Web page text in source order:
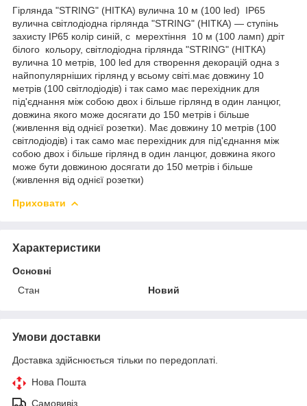
Гірлянда "STRING" (НІТКА) вулична 10 м (100 led) IP65
вулична світлодіодна гірлянда "STRING" (НІТКА) — ступінь
захисту IP65 колір синій, с мерехтіння 10 м (100 ламп) дріт
білого кольору, світлодіодна гірлянда "STRING" (НІТКА)
вулична 10 метрів, 100 led для створення декорацій одна з
найпопулярніших гірлянд у всьому світі.має довжину 10
метрів (100 світлодіодів) і так само має перехідник для
під'єднання між собою двох і більше гірлянд в один ланцюг,
довжина якого може досягати до 150 метрів і більше
(живлення від однієї розетки). Має довжину 10 метрів (100
світлодіодів) і так само має перехідник для під'єднання між
собою двох і більше гірлянд в один ланцюг, довжина якого
може бути довжиною досягати до 150 метрів і більше
(живлення від однієї розетки)
Приховати
Характеристики
Основні
Стан
Новий
Умови доставки
Доставка здійснюється тільки по передоплаті.
Нова Пошта
Самовивіз